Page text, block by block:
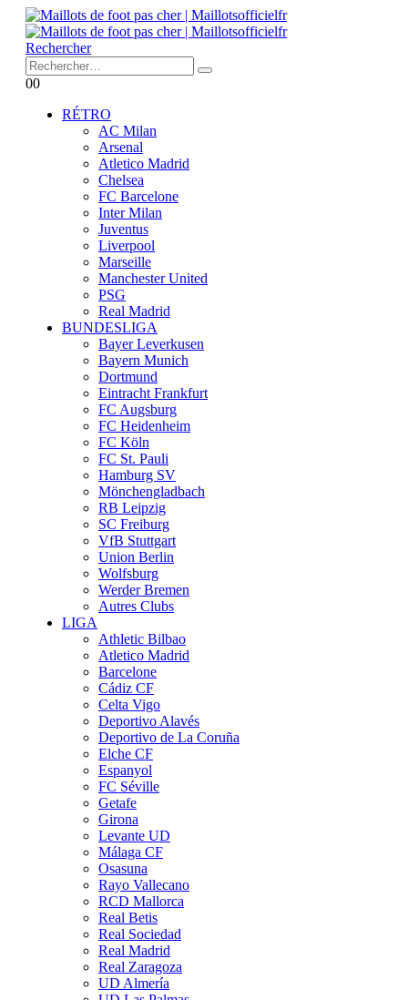
Rechercher
00
RÉTRO
AC Milan
Arsenal
Atletico Madrid
Chelsea
FC Barcelone
Inter Milan
Juventus
Liverpool
Marseille
Manchester United
PSG
Real Madrid
BUNDESLIGA
Bayer Leverkusen
Bayern Munich
Dortmund
Eintracht Frankfurt
FC Augsburg
FC Heidenheim
FC Köln
FC St. Pauli
Hamburg SV
Mönchengladbach
RB Leipzig
SC Freiburg
VfB Stuttgart
Union Berlin
Wolfsburg
Werder Bremen
Autres Clubs
LIGA
Athletic Bilbao
Atletico Madrid
Barcelone
Cádiz CF
Celta Vigo
Deportivo Alavés
Deportivo de La Coruña
Elche CF
Espanyol
FC Séville
Getafe
Girona
Levante UD
Málaga CF
Osasuna
Rayo Vallecano
RCD Mallorca
Real Betis
Real Sociedad
Real Madrid
Real Zaragoza
UD Almería